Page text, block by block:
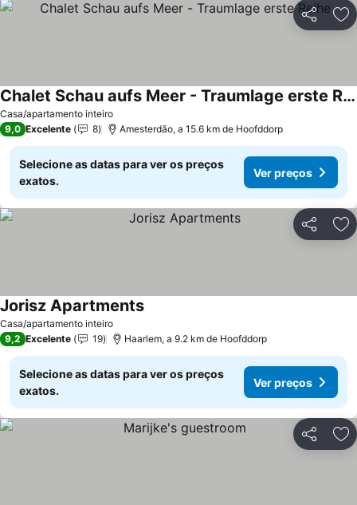
Partilhar
Casa/apartamento inteiro
Chalet Schau aufs Meer - Traumlage erste Reihe
9,0 Excelente 8 Amesterdão, a 15.6 km de Hoofddorp
Selecione as datas para ver os preços
exatos.
Ver preços
Partilhar
Casa/apartamento inteiro
Jorisz Apartments
9,2 Excelente 19 Haarlem, a 9.2 km de Hoofddorp
Selecione as datas para ver os preços
exatos.
Ver preços
Partilhar